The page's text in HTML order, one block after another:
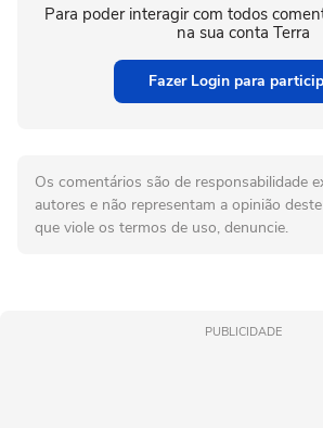
Para poder interagir com todos
na sua conta Terra
Fazer Login para
Os comentários são de responsabilidade
autores e não representam a opinião
que viole os termos de uso, denuncie.
PUBLICIDADE